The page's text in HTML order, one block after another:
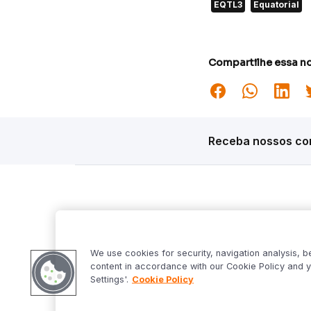
EQTL3 Equatorial
Compartilhe essa
Receba nossos
Inter
We use cookies for security, navigation analysis,
content in accordance with our Cookie Policy and
Settings'. Cookie Policy